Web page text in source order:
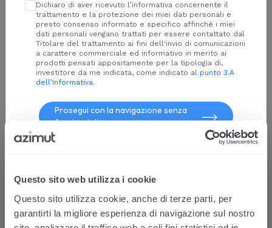
Questo sito web utilizza i cookie
Questo sito utilizza cookie, anche di terze parti, per
garantirti la migliore esperienza di navigazione sul nostro
All Public
Soluzioni di investimento su strumenti quotati su
mercati pubblici e regolamentati
AVVISI ed Elenco soggetti collocatori
Risultati: Ordina per: Z/A
Questa è una comunicazione di marketing. Si prega di consultare il
Prospetto, il Documento contenente le informazioni chiave (KID), il
Regolamento di gestione e il Modulo di sottoscrizione prima di
Dichiaro di aver ricevuto l’informativa concernente il
trattamento e la protezione dei miei dati personali e
presto consenso informato e specifico affinché i miei
dati personali vengano trattati per essere contattato dal
Titolare del trattamento ai fini dell'invio di comunicazioni
a carattere commerciale ed informativo in merito ai
prodotti pensati appositamente per la tipologia di,
investitore da me indicata, come indicato al punto 3.A
dell’Informativa.
Prosegui con la navigazione senza
fornire dati